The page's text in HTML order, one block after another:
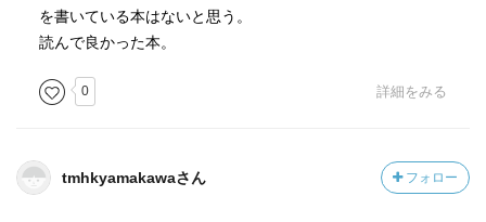
を書いている本はないと思う。
読んで良かった本。
0 詳細をみる
tmhkyamakawaさん フォロー